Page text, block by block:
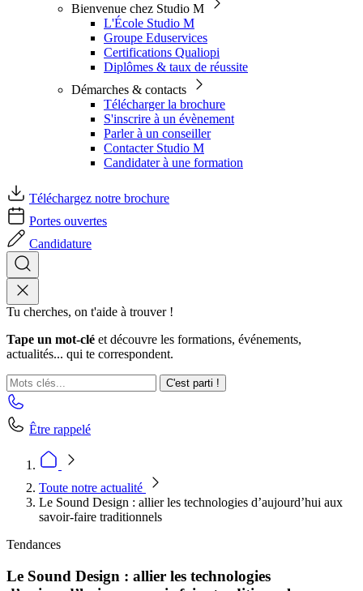
Bienvenue chez Studio M
L'École Studio M
Groupe Eduservices
Certifications Qualiopi
Diplômes & taux de réussite
Démarches & contacts
Télécharger la brochure
S'inscrire à un évènement
Parler à un conseiller
Contacter Studio M
Candidater à une formation
Téléchargez notre brochure
Portes ouvertes
Candidature
Tu cherches, on t'aide à trouver !
Tape un mot-clé et découvre les formations, événements,
actualités... qui te correspondent.
C'est parti !
Être rappelé
Toute notre actualité
Le Sound Design : allier les technologies d’aujourd’hui aux
savoir-faire traditionnels
Tendances
Le Sound Design : allier les technologies